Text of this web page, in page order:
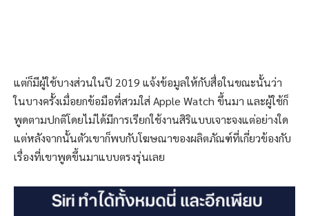
แต่ก็มีผู้ใช้บางส่วนในปี 2019 แจ้งข้อมูลให้กับสื่อในขณะนั้นว่า
ในบางครั้งเมื่อยกข้อมือที่สวมใส่ Apple Watch ขึ้นมา และผู้ใช้ก็
พูดตามปกติโดยไม่ได้มีการเรียกใช้งานสิริแบบเจาะจงแต่อย่างใด
แต่หลังจากนั้นตัวเขาก็พบกับโฆษณาของผลิตภัณฑ์ที่เกี่ยวข้องกับ
เรื่องที่เขาพูดขึ้นมาแบบตรงรุ่นเลย